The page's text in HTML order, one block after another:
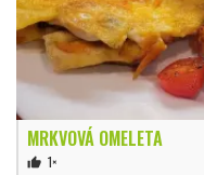
MRKVOVÁ OMELETA
thumb_up 1×